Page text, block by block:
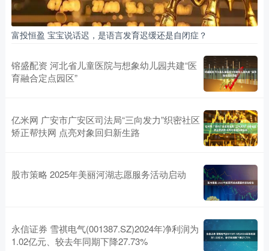
富投恒盈 宝宝说话迟，是语言发育迟缓还是自闭症？
镕盛配资 河北省儿童医院与想象幼儿园共建“医
育融合定点园区”
亿米网 广安市广安区司法局“三向发力”织密社区
矫正帮扶网 点亮对象回归新生路
股市策略 2025年美丽河湖志愿服务活动启动
永信证券 雪祺电气(001387.SZ)2024年净利润为
1.02亿元、较去年同期下降27.73%